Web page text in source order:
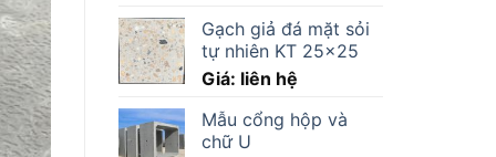
Gạch giả đá mặt sỏi
tự nhiên KT 25x25
Giá: liên hệ
Mẫu cổng hộp và
chữ U